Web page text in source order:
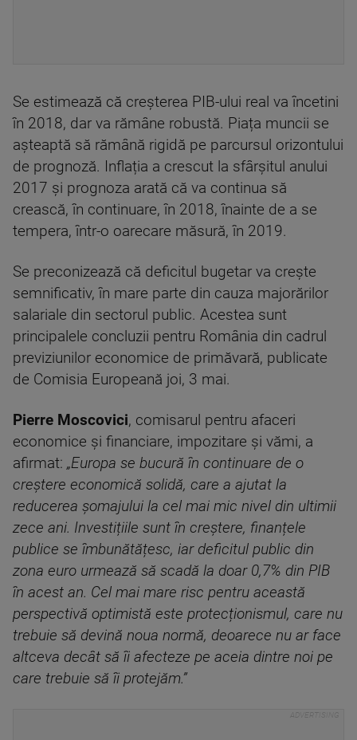
Se estimează că creșterea PIB-ului real va încetini
în 2018, dar va rămâne robustă. Piața muncii se
așteaptă să rămână rigidă pe parcursul orizontului
de prognoză. Inflația a crescut la sfârșitul anului
2017 și prognoza arată că va continua să
crească, în continuare, în 2018, înainte de a se
tempera, într-o oarecare măsură, în 2019.
Se preconizează că deficitul bugetar va crește
semnificativ, în mare parte din cauza majorărilor
salariale din sectorul public. Acestea sunt
principalele concluzii pentru România din cadrul
previziunilor economice de primăvară, publicate
de Comisia Europeană joi, 3 mai.
Pierre Moscovici, comisarul pentru afaceri
economice și financiare, impozitare și vămi, a
afirmat: „Europa se bucură în continuare de o
creștere economică solidă, care a ajutat la
reducerea șomajului la cel mai mic nivel din ultimii
zece ani. Investițiile sunt în creștere, finanțele
publice se îmbunătățesc, iar deficitul public din
zona euro urmează să scadă la doar 0,7% din PIB
în acest an. Cel mai mare risc pentru această
perspectivă optimistă este protecționismul, care nu
trebuie să devină noua normă, deoarece nu ar face
altceva decât să îi afecteze pe aceia dintre noi pe
care trebuie să îi protejăm.”